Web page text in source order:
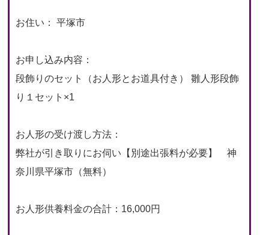
お住い： 平塚市
お申し込み内容：
段飾りのセット（お人形とお道具付き） 雛人形段飾
り１セット×1
お人形の受け渡し方法：
弊社が引き取りにお伺い【別途出張料が必要】 神
奈川県平塚市（無料）
お人形供養料金の合計：16,000円